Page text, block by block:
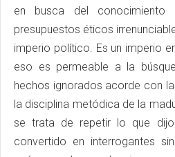
en busca del conocimiento
presupuestos éticos
imperio político. Es un imperio
eso es permeable a la
hechos ignorados acorde con
la disciplina metódica de la
se trata de repetir lo que
convertido en interrogantes